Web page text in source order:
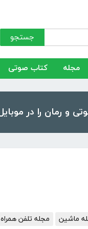
جستجو
مجله کتاب صوتی
ماشین مجله تلفن همراه